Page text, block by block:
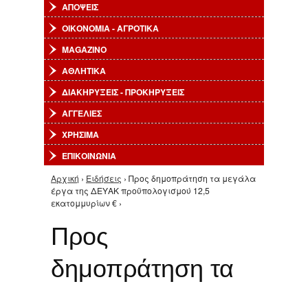
ΑΠΟΨΕΙΣ
ΟΙΚΟΝΟΜΙΑ - ΑΓΡΟΤΙΚΑ
MAGAZINO
ΑΘΛΗΤΙΚΑ
ΔΙΑΚΗΡΥΞΕΙΣ - ΠΡΟΚΗΡΥΞΕΙΣ
ΑΓΓΕΛΙΕΣ
ΧΡΗΣΙΜΑ
ΕΠΙΚΟΙΝΩΝΙΑ
Είστε εδώ
Αρχική › Ειδήσεις › Προς δημοπράτηση τα μεγάλα
έργα της ΔΕΥΑΚ προϋπολογισμού 12,5
εκατομμυρίων € ›
Προς
δημοπράτηση τα